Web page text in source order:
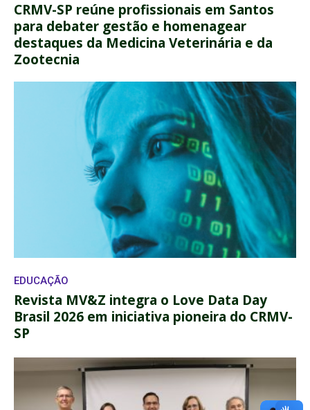
CRMV-SP reúne profissionais em Santos
para debater gestão e homenagear
destaques da Medicina Veterinária e da
Zootecnia
EDUCAÇÃO
Revista MV&Z integra o Love Data Day
Brasil 2026 em iniciativa pioneira do CRMV-
SP